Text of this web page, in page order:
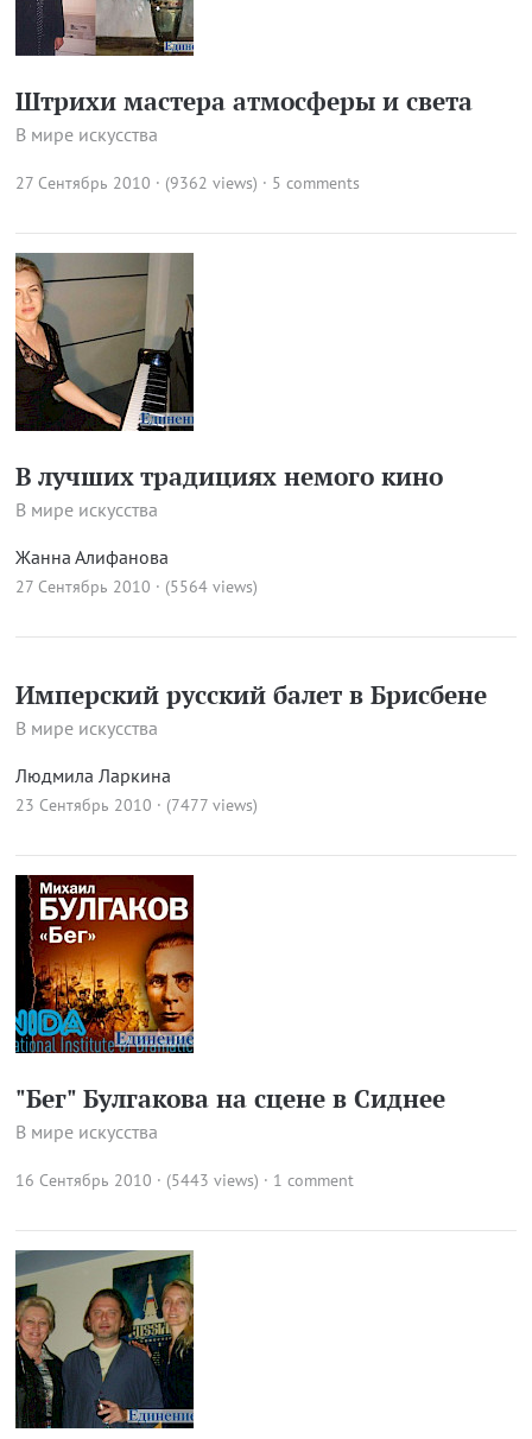
Штрихи мастера атмосферы и света
В мире искусства
27 Сентябрь 2010 · (9362 views) · 5 comments
В лучших традициях немого кино
В мире искусства
Жанна Алифанова
27 Сентябрь 2010 · (5564 views)
Имперский русский балет в Брисбене
В мире искусства
Людмила Ларкина
23 Сентябрь 2010 · (7477 views)
"Бег" Булгакова на сцене в Сиднее
В мире искусства
16 Сентябрь 2010 · (5443 views) · 1 comment